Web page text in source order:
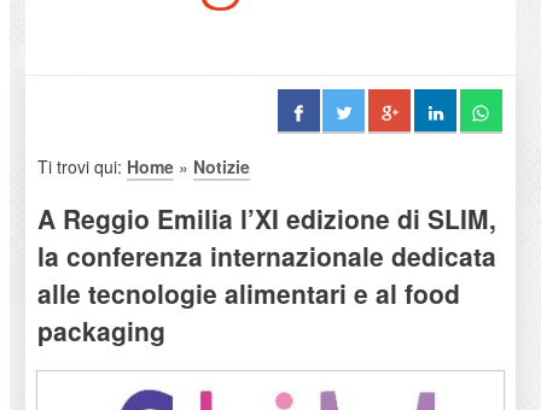
Ti trovi qui: Home» Notizie
A Reggio Emilia l’XI edizione di SLIM,
la conferenza internazionale dedicata
alle tecnologie alimentari e al food
packaging